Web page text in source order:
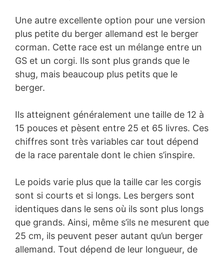
Une autre excellente option pour une version
plus petite du berger allemand est le berger
corman. Cette race est un mélange entre un
GS et un corgi. Ils sont plus grands que le
shug, mais beaucoup plus petits que le
berger.
Ils atteignent généralement une taille de 12 à
15 pouces et pèsent entre 25 et 65 livres. Ces
chiffres sont très variables car tout dépend
de la race parentale dont le chien s’inspire.
Le poids varie plus que la taille car les corgis
sont si courts et si longs. Les bergers sont
identiques dans le sens où ils sont plus longs
que grands. Ainsi, même s’ils ne mesurent que
25 cm, ils peuvent peser autant qu’un berger
allemand. Tout dépend de leur longueur, de